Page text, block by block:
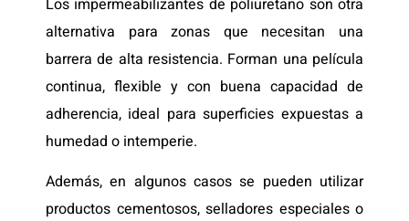
alternativa para zonas que necesitan una
barrera de alta resistencia. Forman una película
continua, flexible y con buena capacidad de
adherencia, ideal para superficies expuestas a
humedad o intemperie.
Además, en algunos casos se pueden utilizar
productos cementosos, selladores especiales o